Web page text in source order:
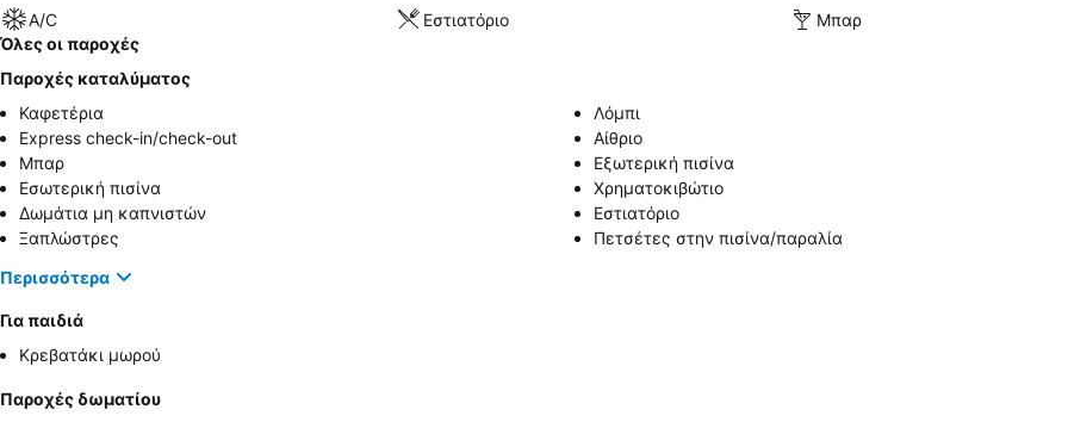
A/C Εστιατόριο
Μπαρ
Όλες οι παροχές
Παροχές καταλύματος
Καφετέρια
Λόμπι
Express check-in/check-out
Αίθριο
Μπαρ
Εξωτερική πισίνα
Εσωτερική πισίνα
Χρηματοκιβώτιο
Δωμάτια μη καπνιστών
Εστιατόριο
Ξαπλώστρες
Πετσέτες στην πισίνα/παραλία
Περισσότερα
Για παιδιά
Κρεβατάκι μωρού
Παροχές δωματίου